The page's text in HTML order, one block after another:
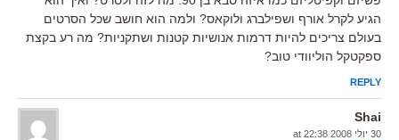
הגיע לקרל אורף ושפילברג ולוקאס? ולמה הוא חושב שכל הסרטים
בעולם צריכים להיות דרמות אנושיות קטנות ושתקניות? מה רע בקצת
ספקטקל הוליוודי טוב?
REPLY
Shai
30 יולי 2008 at 22:38